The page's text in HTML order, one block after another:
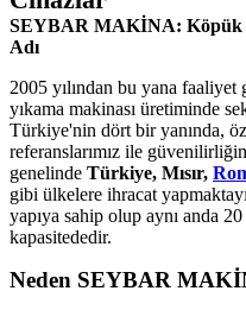
SEYBAR MAKİNA: Köpük
Adı
2005 yılından bu yana faaliyet
yıkama makinası üretiminde
Türkiye'nin dört bir yanında,
referanslarımız ile
genelinde Türkiye, Mısır,
gibi ülkelere ihracat
yapıya sahip olup aynı anda
kapasitededir.
Neden SEYBAR